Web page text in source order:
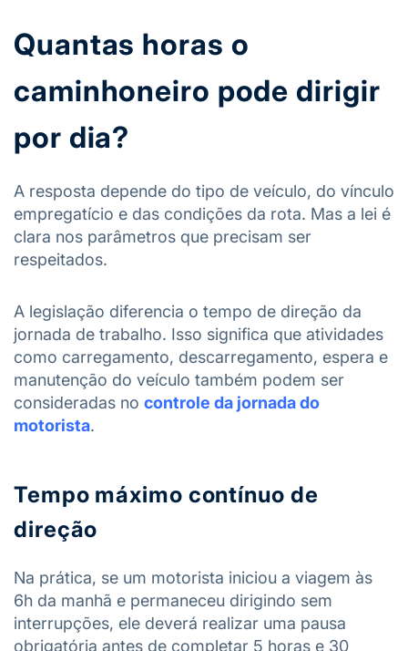
Quantas horas o
caminhoneiro pode dirigir
por dia?
A resposta depende do tipo de veículo, do vínculo
empregatício e das condições da rota. Mas a lei é
clara nos parâmetros que precisam ser
respeitados.
A legislação diferencia o tempo de direção da
jornada de trabalho. Isso significa que atividades
como carregamento, descarregamento, espera e
manutenção do veículo também podem ser
consideradas no controle da jornada do
motorista.
Tempo máximo contínuo de
direção
Na prática, se um motorista iniciou a viagem às
6h da manhã e permaneceu dirigindo sem
interrupções, ele deverá realizar uma pausa
obrigatória antes de completar 5 horas e 30